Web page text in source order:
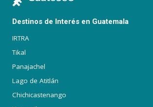
Destinos de Interés en Guatemala
IRTRA
Tikal
Panajachel
Lago de Atitlán
Chichicastenango